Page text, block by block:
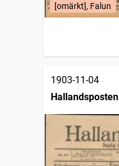
[omärkt], Falun
1903-11-04
Hallandsposten